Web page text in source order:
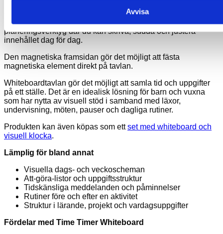
Avvisa
eller Time Timer MOD Home-serien med ett tillköpt
silikonskydd och fungerar som ett flexibelt, visuellt
planeringsverktyg där du kan skriva, sudda och justera
innehållet dag för dag.
Den magnetiska framsidan gör det möjligt att fästa
magnetiska element direkt på tavlan.
Whiteboardtavlan gör det möjligt att samla tid och uppgifter
på ett ställe. Det är en idealisk lösning för barn och vuxna
som har nytta av visuell stöd i samband med läxor,
undervisning, möten, pauser och dagliga rutiner.
Produkten kan även köpas som ettset med whiteboard och
visuell klocka.
Lämplig för bland annat
Visuella dags- och veckoscheman
Att-göra-listor och uppgiftsstruktur
Tidskänsliga meddelanden och påminnelser
Rutiner före och efter en aktivitet
Struktur i lärande, projekt och vardagsuppgifter
Fördelar med Time Timer Whiteboard